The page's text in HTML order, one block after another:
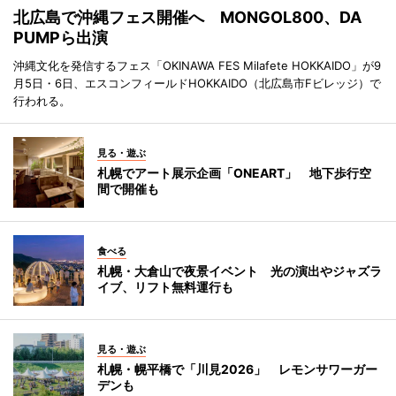
北広島で沖縄フェス開催へ MONGOL800、DA
PUMPら出演
沖縄文化を発信するフェス「OKINAWA FES Milafete HOKKAIDO」が9
月5日・6日、エスコンフィールドHOKKAIDO（北広島市Fビレッジ）で
行われる。
見る・遊ぶ
札幌でアート展示企画「ONEART」 地下歩行空
間で開催も
食べる
札幌・大倉山で夜景イベント 光の演出やジャズラ
イブ、リフト無料運行も
見る・遊ぶ
札幌・幌平橋で「川見2026」 レモンサワーガー
デンも